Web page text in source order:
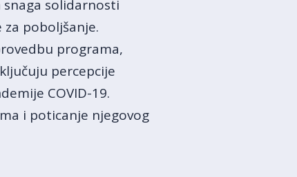
solidarnosti
poboljšanje.
programa,
percepcije
COVID-19.
i poticanje njegovog